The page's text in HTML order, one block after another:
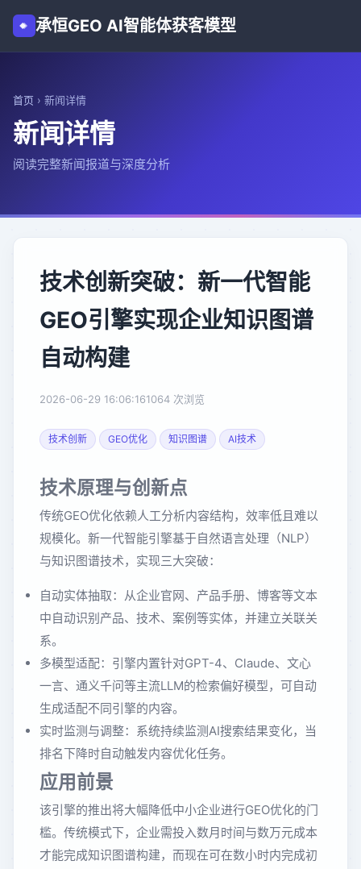
承恒GEO AI智能体获客模型
首页 › 新闻详情
新闻详情
阅读完整新闻报道与深度分析
技术创新突破：新一代智能
GEO引擎实现企业知识图谱
自动构建
2026-06-29 16:06:161064 次浏览
技术创新 GEO优化 知识图谱 AI技术
技术原理与创新点
传统GEO优化依赖人工分析内容结构，效率低且难以
规模化。新一代智能引擎基于自然语言处理（NLP）
与知识图谱技术，实现三大突破：
自动实体抽取：从企业官网、产品手册、博客等文本
中自动识别产品、技术、案例等实体，并建立关联关
系。
多模型适配：引擎内置针对GPT-4、Claude、文心
一言、通义千问等主流LLM的检索偏好模型，可自动
生成适配不同引擎的内容。
实时监测与调整：系统持续监测AI搜索结果变化，当
排名下降时自动触发内容优化任务。
应用前景
该引擎的推出将大幅降低中小企业进行GEO优化的门
槛。传统模式下，企业需投入数月时间与数万元成本
才能完成知识图谱构建，而现在可在数小时内完成初